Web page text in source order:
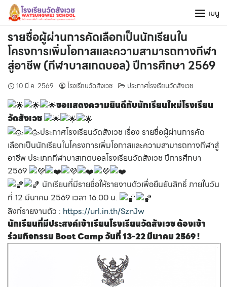
Skip
content
เมนู
รายชื่อผู้ผ่านการคัดเลือกเป็นนักเรียนใน
โครงการเพิ่มโอกาสและความสามารถทางกีฬา
สู่อาชีพ (กีฬาบาสเกตบอล) ปีการศึกษา 2569
10 มี.ค. 2569 โรงเรียนวัดสังเวช ประกาศโรงเรียนวัดสังเวช
ขอแสดงความยินดีกับนักเรียนใหม่โรงเรียน
วัดสังเวช
ประกาศโรงเรียนวัดสังเวช เรื่อง รายชื่อผู้ผ่านการคัด
เลือกเป็นนักเรียนในโครงการเพิ่มโอกาสและความสามารถทางกีฬาสู่
อาชีพ ประเภทกีฬาบาสเกตบอลโรงเรียนวัดสังเวช ปีการศึกษา
2569
นักเรียนที่มีรายชื่อให้รายงานตัวเพื่อยืนยันสิทธิ์ ภายในวัน
ที่ 12 มีนาคม 2569 เวลา 16.00 น.
ลิงก์รายงานตัว : https://url.in.th/SznJw
นักเรียนที่มีประสงค์เข้าเรียนโรงเรียนวัดสังเวช ต้องเข้า
ร่วมกิจกรรม Boot Camp วันที่ 13-22 มีนาคม 2569 !